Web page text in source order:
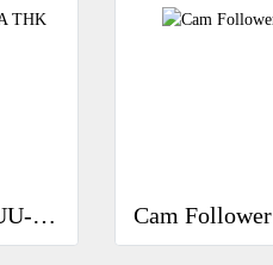
Cam Follower CF 6 UU-A THK